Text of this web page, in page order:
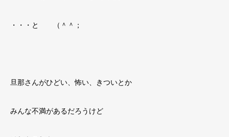
・・・と （＾＾；
旦那さんがひどい、怖い、きついとか
みんな不満があるだろうけど